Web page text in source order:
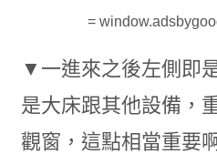
=
▼一進來之後左側即
是大床跟其他設備，
觀窗，這點相當重要